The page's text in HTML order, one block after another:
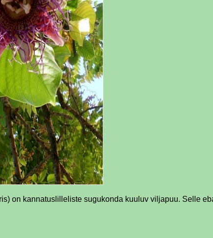
on kannatuslilleliste sugukonda kuuluv viljapuu. Selle